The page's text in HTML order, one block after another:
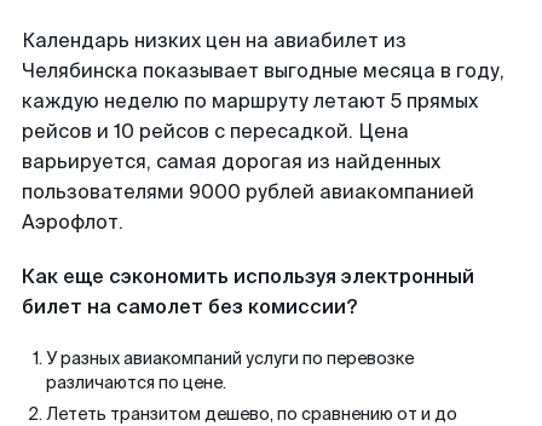
Календарь низких цен на авиабилет из
Челябинска показывает выгодные месяца в году,
каждую неделю по маршруту летают 5 прямых
рейсов и 10 рейсов с пересадкой. Цена
варьируется, самая дорогая из найденных
пользователями 9000 рублей авиакомпанией
Аэрофлот.
Как еще сэкономить используя электронный
билет на самолет без комиссии?
У разных авиакомпаний услуги по перевозке
различаются по цене.
Лететь транзитом дешево, по сравнению от и до